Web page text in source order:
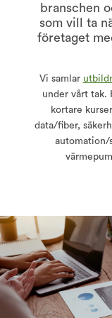
branschen
som vill ta
företaget
Vi samlar
under vårt tak.
kortare
data/fiber,
automation/